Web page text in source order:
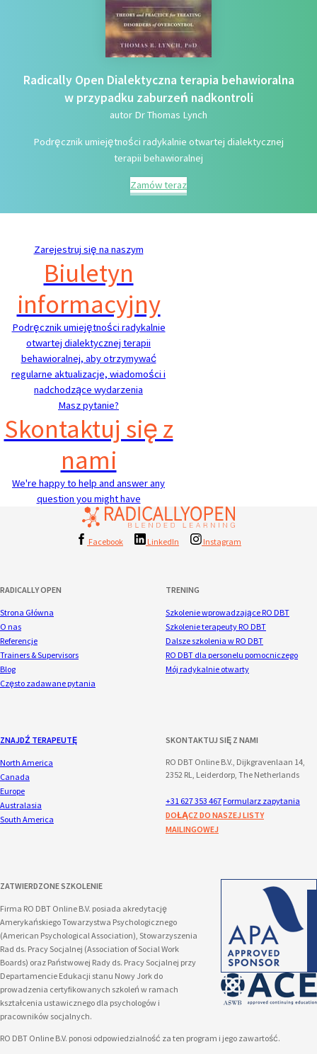
Radically Open Dialektyczna terapia behawioralna
w przypadku zaburzeń nadkontroli
autor Dr Thomas Lynch
Podręcznik umiejętności radykalnie otwartej dialektycznej
terapii behawioralnej
Zamów teraz
Zarejestruj się na naszym
Biuletyn
informacyjny
Podręcznik umiejętności radykalnie
otwartej dialektycznej terapii
behawioralnej, aby otrzymywać
regularne aktualizacje, wiadomości i
nadchodzące wydarzenia
Masz pytanie?
Skontaktuj się z
nami
We're happy to help and answer any
question you might have
Facebook LinkedIn Instagram
RADICALLY OPEN
Strona Główna
O nas
Referencje
Trainers & Supervisors
Blog
Często zadawane pytania
TRENING
Szkolenie wprowadzające RO DBT
Szkolenie terapeuty RO DBT
Dalsze szkolenia w RO DBT
RO DBT dla personelu pomocniczego
Mój radykalnie otwarty
ZNAJDŹ TERAPEUTĘ
North America
Canada
Europe
Australasia
South America
SKONTAKTUJ SIĘ Z NAMI
RO DBT Online B.V., Dijkgravenlaan 14,
2352 RL, Leiderdorp, The Netherlands
+31 627 353 467 Formularz zapytania
DOŁĄCZ DO NASZEJ LISTY
MAILINGOWEJ
ZATWIERDZONE SZKOLENIE
Firma RO DBT Online B.V. posiada akredytację
Amerykańskiego Towarzystwa Psychologicznego
(American Psychological Association), Stowarzyszenia
Rad ds. Pracy Socjalnej (Association of Social Work
Boards) oraz Państwowej Rady ds. Pracy Socjalnej przy
Departamencie Edukacji stanu Nowy Jork do
prowadzenia certyfikowanych szkoleń w ramach
kształcenia ustawicznego dla psychologów i
pracowników socjalnych.
RO DBT Online B.V. ponosi odpowiedzialność za ten program i jego zawartość.